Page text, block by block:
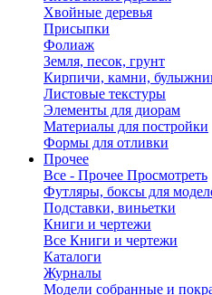
Хвойные деревья
Присыпки
Фолиаж
Земля, песок, грунт
Кирпичи, камни,
Листовые текстуры
Элементы для диорам
Материалы для постройки
Формы для отливки
Прочее
Все - Прочее Просмотреть
Футляры, боксы для
Подставки, виньетки
Книги и чертежи
Все Книги и чертежи
Каталоги
Журналы
Модели собранные и